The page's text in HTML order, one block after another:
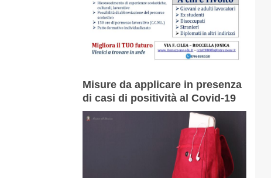
Misure da applicare in presenza
di casi di positività al Covid-19